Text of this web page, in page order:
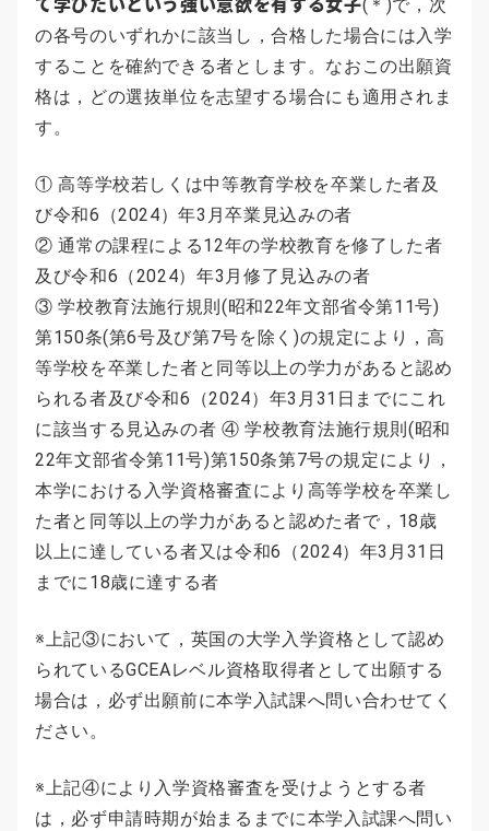
(＊)で，次
の各号のいずれかに該当し，合格した場合には入学
することを確約できる者とします。なおこの出願資
格は，どの選抜単位を志望する場合にも適用されま
す。
① 高等学校若しくは中等教育学校を卒業した者及
び令和6（2024）年3月卒業見込みの者
② 通常の課程による12年の学校教育を修了した者
及び令和6（2024）年3月修了見込みの者
③ 学校教育法施行規則(昭和22年文部省令第11号)
第150条(第6号及び第7号を除く)の規定により，高
等学校を卒業した者と同等以上の学力があると認め
られる者及び令和6（2024）年3月31日までにこれ
に該当する見込みの者 ④ 学校教育法施行規則(昭和
22年文部省令第11号)第150条第7号の規定により，
本学における入学資格審査により高等学校を卒業し
た者と同等以上の学力があると認めた者で，18歳
以上に達している者又は令和6（2024）年3月31日
までに18歳に達する者
※上記③において，英国の大学入学資格として認め
られているGCEAレベル資格取得者として出願する
場合は，必ず出願前に本学入試課へ問い合わせてく
ださい。
※上記④により入学資格審査を受けようとする者
は，必ず申請時期が始まるまでに本学入試課へ問い